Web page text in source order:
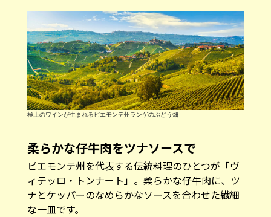
極上のワインが生まれるピエモンテ州ランゲのぶどう畑
柔らかな仔牛肉をツナソースで
ピエモンテ州を代表する伝統料理のひとつが「ヴ
ィテッロ・トンナート」。柔らかな仔牛肉に、ツ
ナとケッパーのなめらかなソースを合わせた繊細
な一皿です。